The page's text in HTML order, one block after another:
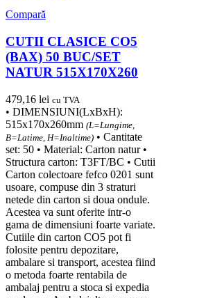
Compară
CUTII CLASICE CO5
(BAX) 50 BUC/SET
NATUR 515X170X260
479,16 lei cu TVA
• DIMENSIUNI(LxBxH):
515x170x260mm (L=Lungime,
B=Latime, H=Inaltime) • Cantitate
set: 50 • Material: Carton natur •
Structura carton: T3FT/BC • Cutii
Carton colectoare fefco 0201 sunt
usoare, compuse din 3 straturi
netede din carton si doua ondule.
Acestea va sunt oferite intr-o
gama de dimensiuni foarte variate.
Cutiile din carton CO5 pot fi
folosite pentru depozitare,
ambalare si transport, acestea fiind
o metoda foarte rentabila de
ambalaj pentru a stoca si expedia